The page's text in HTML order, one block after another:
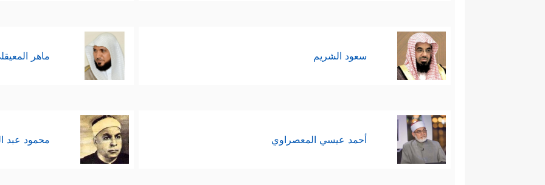
سعود الشريم ماهر
أحمد عيسي المعصراوي محمود عبد